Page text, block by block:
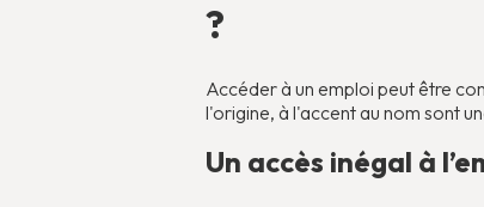
?
Accéder à un emploi peut être
l'origine, à l'accent au nom sont
Un accès inégal à